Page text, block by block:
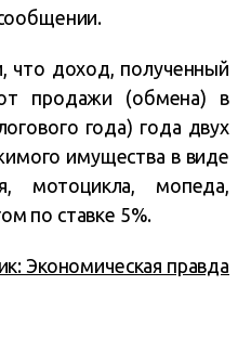
что доход, полученный
продажи (обмена) в
года) года двух
имущества в виде
мотоцикла, мопеда,
по ставке 5%.
Экономическая правда